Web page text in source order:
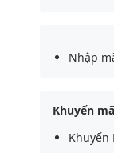
Nhập
Khuyến
Khuyến